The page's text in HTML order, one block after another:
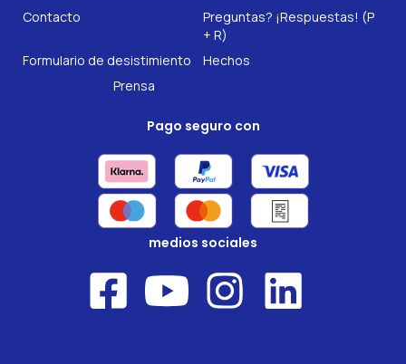
Nuestros complementos alimenticios
Contacto
Preguntas? ¡Respuestas! (P
+ R)
Formulario de desistimiento
Hechos
Prensa
Pago seguro con
medios sociales